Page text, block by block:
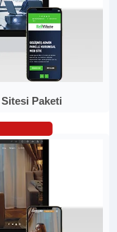
Sitesi Paketi